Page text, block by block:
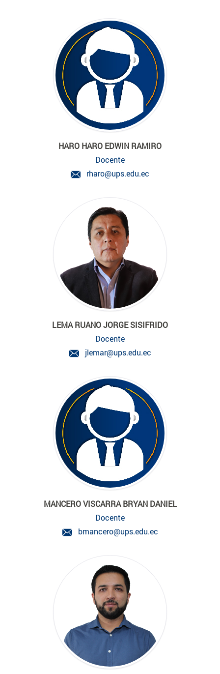
HARO HARO EDWIN RAMIRO
Docente
rharo@ups.edu.ec
LEMA RUANO JORGE SISIFRIDO
Docente
jlemar@ups.edu.ec
MANCERO VISCARRA BRYAN DANIEL
Docente
bmancero@ups.edu.ec